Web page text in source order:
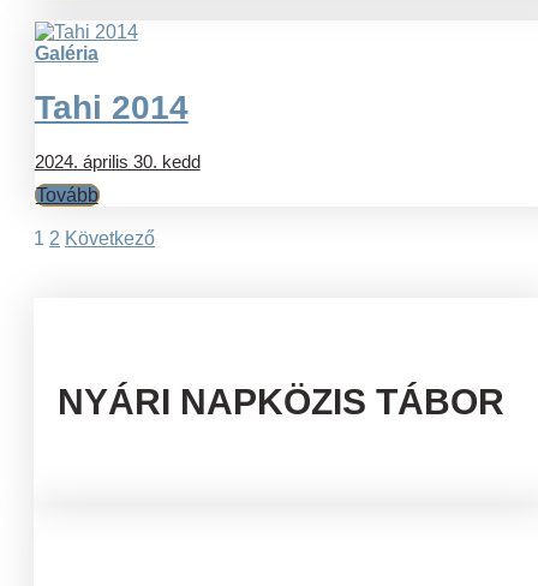
Galéria
Tahi 2014
2024. április 30. kedd
Tovább
Bejegyzések
1 2 Következő
NYÁRI NAPKÖZIS TÁBOR